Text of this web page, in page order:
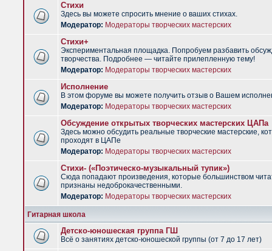
Стихи
Здесь вы можете спросить мнение о ваших стихах.
Модератор: Модераторы творческих мастерских
Стихи+
Экспериментальная площадка. Попробуем разбавить
творчества. Подробнее — читайте прилепленную тему!
Модератор: Модераторы творческих мастерских
Исполнение
В этом форуме вы можете получить отзыв о Вашем
Модератор: Модераторы творческих мастерских
Обсуждение открытых творческих мастерских ЦАПа
Здесь можно обсудить реальные творческие мастерские,
проходят в ЦАПе
Модератор: Модераторы творческих мастерских
Стихи- («Поэтическо-музыкальный тупик»)
Сюда попадают произведения, которые большинством
признаны недоброкачественными.
Модератор: Модераторы творческих мастерских
Гитарная школа
Детско-юношеская группа ГШ
Всё о занятиях детско-юношеской группы (от 7 до 17 лет)